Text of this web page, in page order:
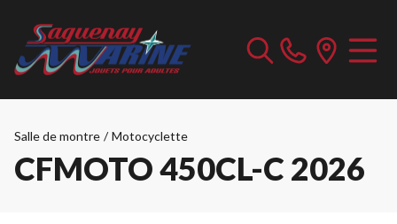
Salle de montre / Motocyclette
CFMOTO 450CL-C 2026